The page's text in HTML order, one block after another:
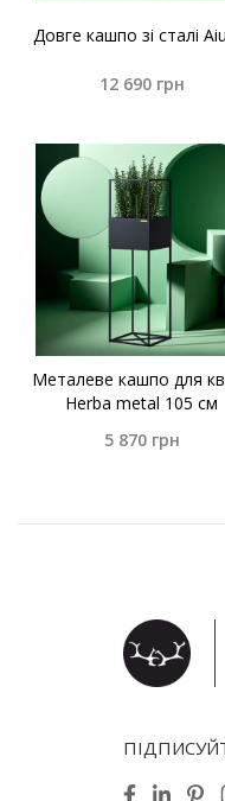
Довге кашпо зі сталі
12 690 грн
Металеве кашпо для
Herba metal 105 см
5 870 грн